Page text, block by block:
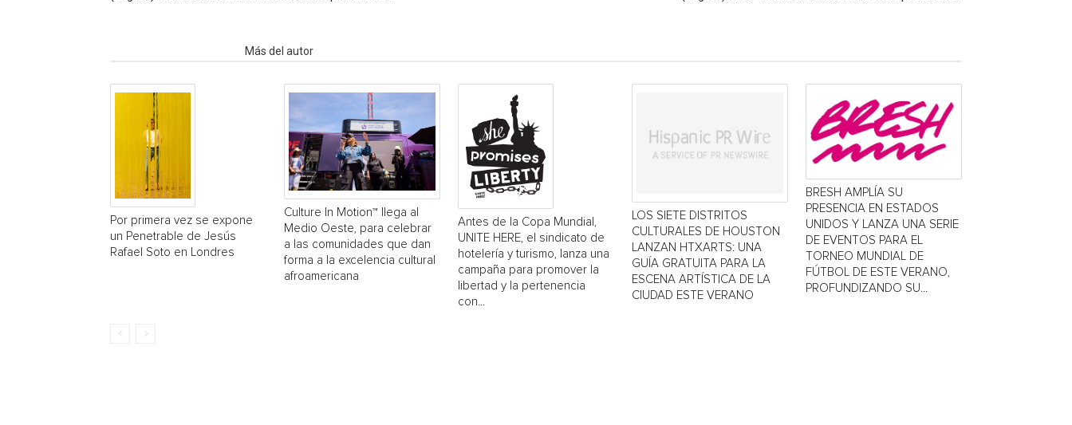
Más del autor
Por primera vez se expone
un Penetrable de Jesús
Rafael Soto en Londres
Culture In Motion™ llega al
Medio Oeste, para celebrar
a las comunidades que dan
forma a la excelencia cultural
afroamericana
Antes de la Copa Mundial,
UNITE HERE, el sindicato de
hotelería y turismo, lanza una
campaña para promover la
libertad y la pertenencia
con...
LOS SIETE DISTRITOS
CULTURALES DE HOUSTON
LANZAN HTXARTS: UNA
GUÍA GRATUITA PARA LA
ESCENA ARTÍSTICA DE LA
CIUDAD ESTE VERANO
BRESH AMPLÍA SU
PRESENCIA EN ESTADOS
UNIDOS Y LANZA UNA SERIE
DE EVENTOS PARA EL
TORNEO MUNDIAL DE
FÚTBOL DE ESTE VERANO,
PROFUNDIZANDO SU...